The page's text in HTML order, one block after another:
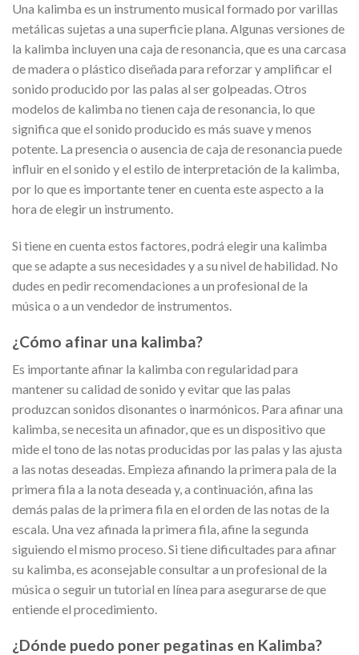
Una kalimba es un instrumento musical formado por varillas
metálicas sujetas a una superficie plana. Algunas versiones de
la kalimba incluyen una caja de resonancia, que es una carcasa
de madera o plástico diseñada para reforzar y amplificar el
sonido producido por las palas al ser golpeadas. Otros
modelos de kalimba no tienen caja de resonancia, lo que
significa que el sonido producido es más suave y menos
potente. La presencia o ausencia de caja de resonancia puede
influir en el sonido y el estilo de interpretación de la kalimba,
por lo que es importante tener en cuenta este aspecto a la
hora de elegir un instrumento.
Si tiene en cuenta estos factores, podrá elegir una kalimba
que se adapte a sus necesidades y a su nivel de habilidad. No
dudes en pedir recomendaciones a un profesional de la
música o a un vendedor de instrumentos.
¿Cómo afinar una kalimba?
Es importante afinar la kalimba con regularidad para
mantener su calidad de sonido y evitar que las palas
produzcan sonidos disonantes o inarmónicos. Para afinar una
kalimba, se necesita un afinador, que es un dispositivo que
mide el tono de las notas producidas por las palas y las ajusta
a las notas deseadas. Empieza afinando la primera pala de la
primera fila a la nota deseada y, a continuación, afina las
demás palas de la primera fila en el orden de las notas de la
escala. Una vez afinada la primera fila, afine la segunda
siguiendo el mismo proceso. Si tiene dificultades para afinar
su kalimba, es aconsejable consultar a un profesional de la
música o seguir un tutorial en línea para asegurarse de que
entiende el procedimiento.
¿Dónde puedo poner pegatinas en Kalimba?